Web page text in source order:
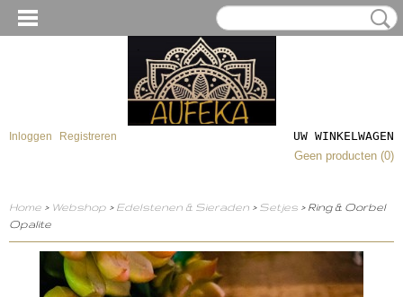
Inloggen Registreren
UW WINKELWAGEN
Geen producten (0)
Home > Webshop > Edelstenen & Sieraden > Setjes > Ring & Oorbel
Opalite